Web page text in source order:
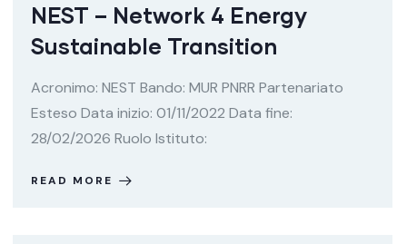
NEST – Network 4 Energy
Sustainable Transition
Acronimo: NEST Bando: MUR PNRR Partenariato
Esteso Data inizio: 01/11/2022 Data fine:
28/02/2026 Ruolo Istituto:
READ MORE